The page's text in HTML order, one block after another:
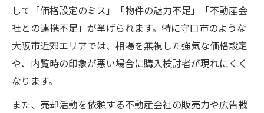
して「価格設定のミス」「物件の魅力不足」「不動産会
社との連携不足」が挙げられます。特に守口市のような
大阪市近郊エリアでは、相場を無視した強気な価格設定
や、内覧時の印象が悪い場合に購入検討者が現れにくく
なります。
また、売却活動を依頼する不動産会社の販売力や広告戦